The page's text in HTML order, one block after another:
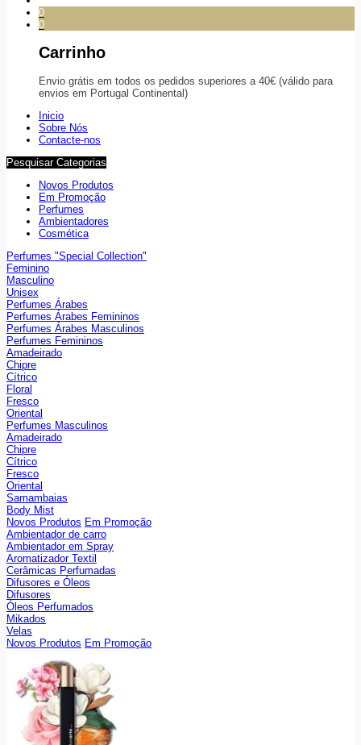
0
0
Carrinho
Envio grátis em todos os pedidos superiores a 40€ (válido para
envios em Portugal Continental)
Inicio
Sobre Nós
Contacte-nos
Pesquisar Categorias
Novos Produtos
Em Promoção
Perfumes
Ambientadores
Cosmética
Perfumes "Special Collection"
Feminino
Masculino
Unisex
Perfumes Árabes
Perfumes Árabes Femininos
Perfumes Árabes Masculinos
Perfumes Femininos
Amadeirado
Chipre
Cítrico
Floral
Fresco
Oriental
Perfumes Masculinos
Amadeirado
Chipre
Cítrico
Fresco
Oriental
Samambaias
Body Mist
Novos Produtos Em Promoção
Ambientador de carro
Ambientador em Spray
Aromatizador Textil
Cerâmicas Perfumadas
Difusores e Óleos
Difusores
Óleos Perfumados
Mikados
Velas
Novos Produtos Em Promoção